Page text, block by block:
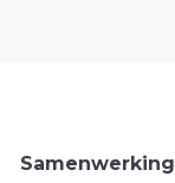
Samenwerking